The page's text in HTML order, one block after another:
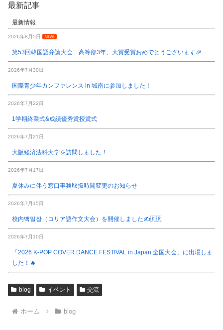
最新記事
最新情報
2026年8月5日 NEW!
第53回韓国語弁論大会 高等部3年、大賞受賞おめでとうございます🎉
2026年7月30日
国際青少年カンファレンス in 城南に参加しました！
2026年7月22日
1学期終業式&成績優秀賞授賞式
2026年7月21日
大阪経済法科大学を訪問しました！
2026年7月17日
夏休みに伴う窓口事務取扱時間変更のお知らせ
2026年7月15日
校内백일장（コリア語作文大会）を開催しました✍️🇰🇷
2026年7月10日
「2026 K-POP COVER DANCE FESTIVAL in Japan 全国大会」に出場しま
した！🔥
blog イベント 交流
ホーム blog